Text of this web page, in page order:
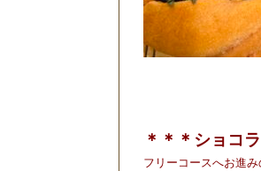
＊＊＊ショコ
フリーコースへお進み